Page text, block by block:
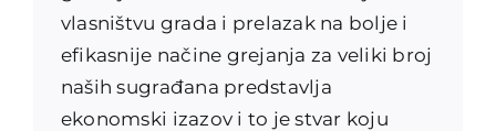
vlasništvu grada i prelazak na bolje i
efikasnije načine grejanja za veliki broj
naših sugrađana predstavlja
ekonomski izazov i to je stvar koju